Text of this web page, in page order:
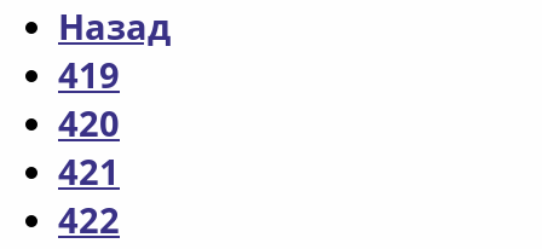
Назад
419
420
421
422